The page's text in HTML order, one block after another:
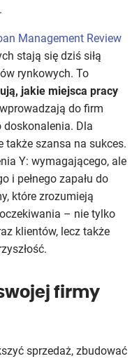
Management Review
stają się dziś siłą
rynkowych. To
jakie miejsca pracy
do firm
doskonalenia. Dla
także szansa na sukces.
Y: wymagającego, ale
i pełnego zapału do
które zrozumieją
– nie tylko
klientów, lecz także
firmy
sprzedaż, zbudować